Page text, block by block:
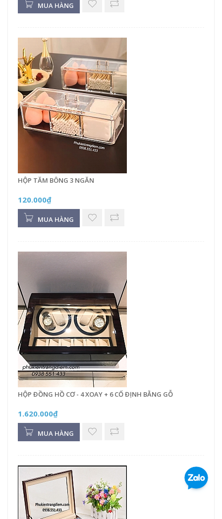
MUA HÀNG
HỘP TĂM BÔNG 3 NGĂN
120.000₫
MUA HÀNG
HỘP ĐỒNG HỒ CƠ - 4 XOAY + 6 CỐ ĐỊNH BẰNG GỖ
1.620.000₫
MUA HÀNG